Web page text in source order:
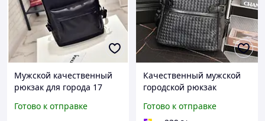
Мужской качественный
рюкзак для города 17
Готово к отправке
Качественный мужской
городской рюкзак
Готово к отправке